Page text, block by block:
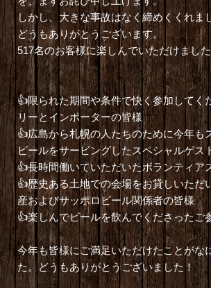
しかし、大きな事故はなく締めくくれま
どうもありがとうございます。
517名のお客様に楽しんでいただけまし
👍限られた期間や条件で快く参加してく
リーとインポーターの皆様
👍広島から札幌の人たちのために今年も
ビールをサービングしたスペシャルゲス
👍長時間働いていただいたボランティア
👍歴史ある土地での会場をお貸しいただ
産およびサッポロビール関係者の皆様
👍楽しんでビールを飲んでくださったご
今年も皆様にご満足いただけたことがな
た。どうもありがとうございました！